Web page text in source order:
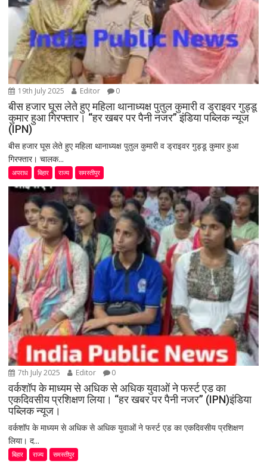
19th July 2025 Editor 0
बीस हजार घूस लेते हुए महिला थानाध्यक्ष पुतुल कुमारी व ड्राइवर गुड्डू
कुमार हुआ गिरफ्तार। “हर खबर पर पैनी नजर” इंडिया पब्लिक न्यूज
(IPN)
बीस हजार घूस लेते हुए महिला थानाध्यक्ष पुतुल कुमारी व ड्राइवर गुड्डू कुमार हुआ
गिरफ्तार। चालक...
अपराध बिहार राज्य समस्तीपुर
7th July 2025 Editor 0
वर्कशॉप के माध्यम से अधिक से अधिक युवाओं ने फर्स्ट एड का
एकदिवसीय प्रशिक्षण लिया। “हर खबर पर पैनी नजर” (IPN)इंडिया
पब्लिक न्यूज।
वर्कशॉप के माध्यम से अधिक से अधिक युवाओं ने फर्स्ट एड का एकदिवसीय प्रशिक्षण
लिया। द...
बिहार राज्य समस्तीपुर